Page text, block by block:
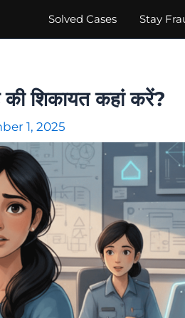
Solved Cases Stay
की शिकायत कहां करें?
1, 2025